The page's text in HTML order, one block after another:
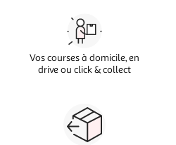
Vos courses à domicile, en
drive ou click & collect